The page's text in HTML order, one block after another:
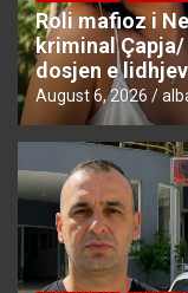
Roli mafioz i
kriminal Çapja/
dosjen e
August 6, 2026